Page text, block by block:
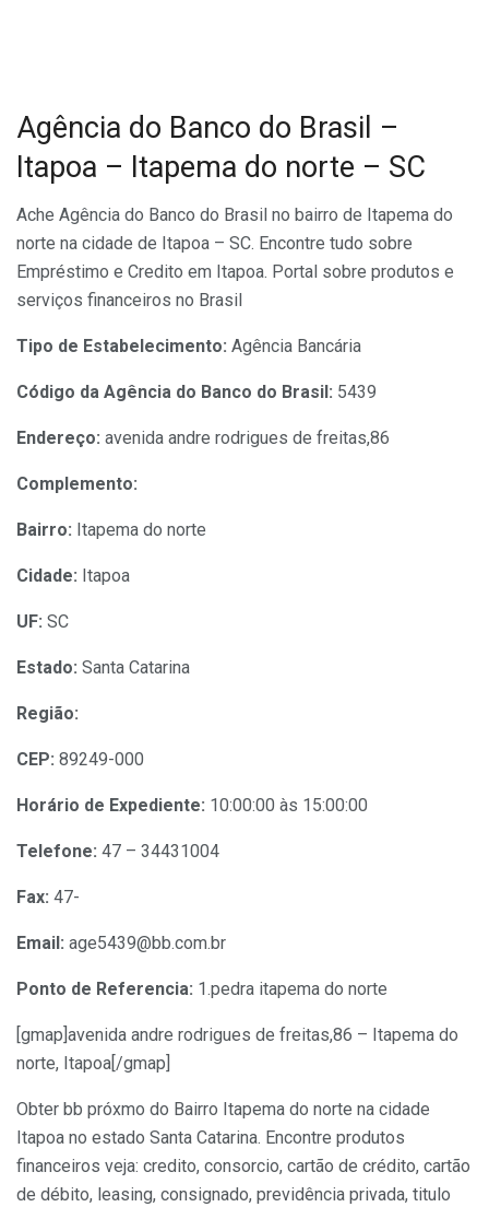
Agência do Banco do Brasil –
Itapoa – Itapema do norte – SC
Ache Agência do Banco do Brasil no bairro de Itapema do
norte na cidade de Itapoa – SC. Encontre tudo sobre
Empréstimo e Credito em Itapoa. Portal sobre produtos e
serviços financeiros no Brasil
Tipo de Estabelecimento: Agência Bancária
Código da Agência do Banco do Brasil: 5439
Endereço: avenida andre rodrigues de freitas,86
Complemento:
Bairro: Itapema do norte
Cidade: Itapoa
UF: SC
Estado: Santa Catarina
Região:
CEP: 89249-000
Horário de Expediente: 10:00:00 às 15:00:00
Telefone: 47 – 34431004
Fax: 47-
Email: age5439@bb.com.br
Ponto de Referencia: 1.pedra itapema do norte
[gmap]avenida andre rodrigues de freitas,86 – Itapema do
norte, Itapoa[/gmap]
Obter bb próxmo do Bairro Itapema do norte na cidade
Itapoa no estado Santa Catarina. Encontre produtos
financeiros veja: credito, consorcio, cartão de crédito, cartão
de débito, leasing, consignado, previdência privada, titulo